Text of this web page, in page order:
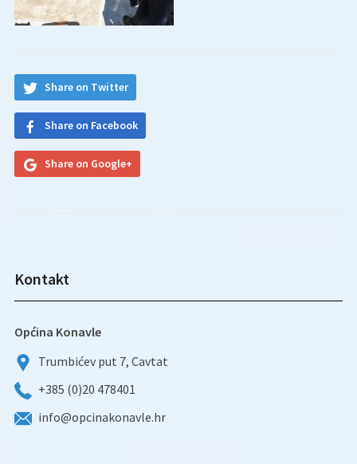
Share on Twitter
Share on Facebook
Share on Google+
Kontakt
Općina Konavle
Trumbićev put 7, Cavtat
+385 (0)20 478401
info@opcinakonavle.hr